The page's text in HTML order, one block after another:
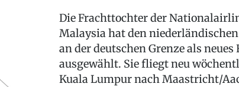
Die Frachttochter der
Malaysia hat den
an der deutschen Grenze als
ausgewählt. Sie fliegt neu
Kuala Lumpur nach Maastricht/